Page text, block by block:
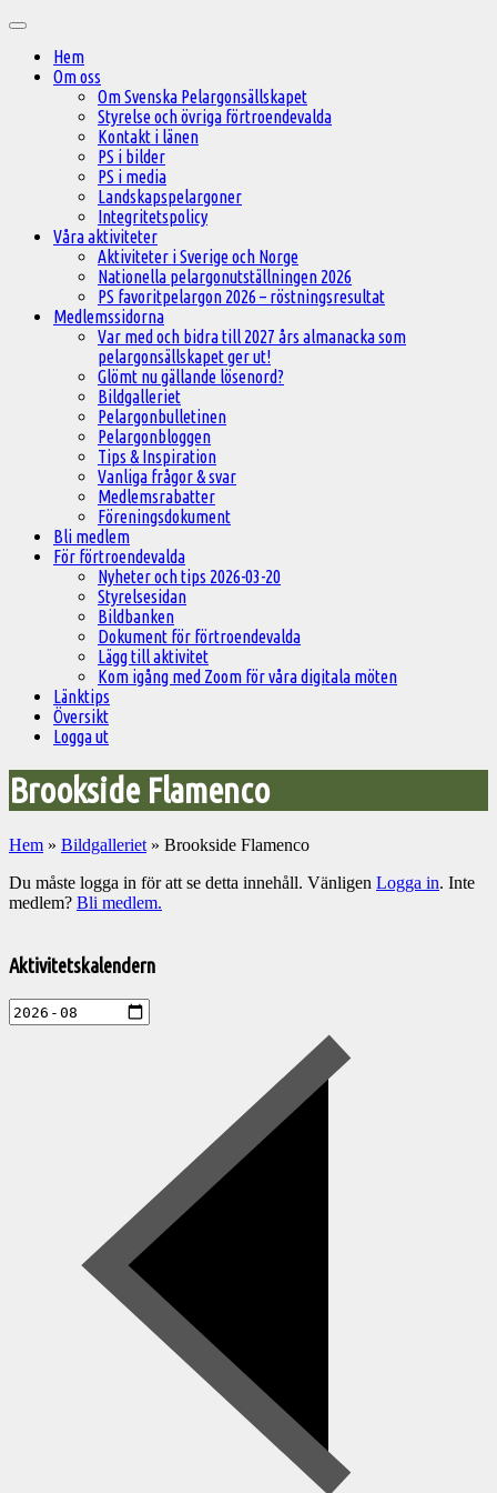
innehåll
Huvudmeny
Hem
Om oss
Om Svenska Pelargonsällskapet
Styrelse och övriga förtroendevalda
Kontakt i länen
PS i bilder
PS i media
Landskapspelargoner
Integritetspolicy
Våra aktiviteter
Aktiviteter i Sverige och Norge
Nationella pelargonutställningen 2026
PS favoritpelargon 2026 – röstningsresultat
Medlemssidorna
Var med och bidra till 2027 års almanacka som
pelargonsällskapet ger ut!
Glömt nu gällande lösenord?
Bildgalleriet
Pelargonbulletinen
Pelargonbloggen
Tips & Inspiration
Vanliga frågor & svar
Medlemsrabatter
Föreningsdokument
Bli medlem
För förtroendevalda
Nyheter och tips 2026-03-20
Styrelsesidan
Bildbanken
Dokument för förtroendevalda
Lägg till aktivitet
Kom igång med Zoom för våra digitala möten
Länktips
Översikt
Logga ut
Brookside Flamenco
Hem » Bildgalleriet » Brookside Flamenco
Du måste logga in för att se detta innehåll. Vänligen Logga in. Inte
medlem? Bli medlem.
till
aktiviteter
Aktivitetskalendern